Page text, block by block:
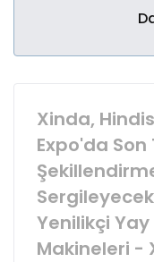
Xinda,
Expo'da
Yenilikçi
Makineleri -